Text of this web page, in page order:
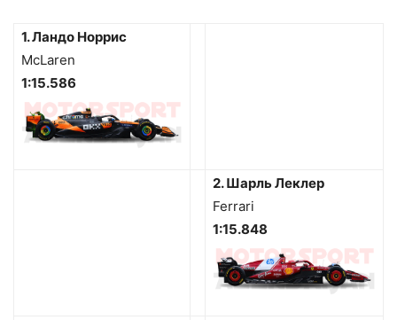
1. Ландо Норрис
McLaren
1:15.586
2. Шарль Леклер
Ferrari
1:15.848